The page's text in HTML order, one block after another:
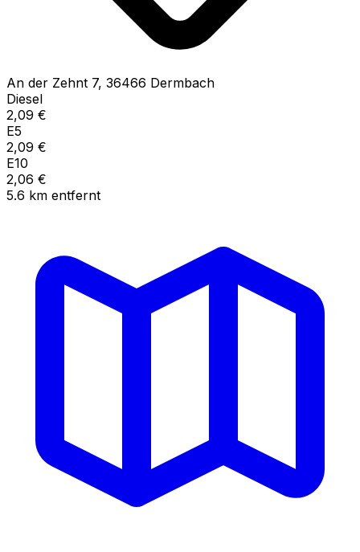
An der Zehnt 7, 36466 Dermbach
Diesel
2,09 €
E5
2,09 €
E10
2,06 €
5.6 km entfernt